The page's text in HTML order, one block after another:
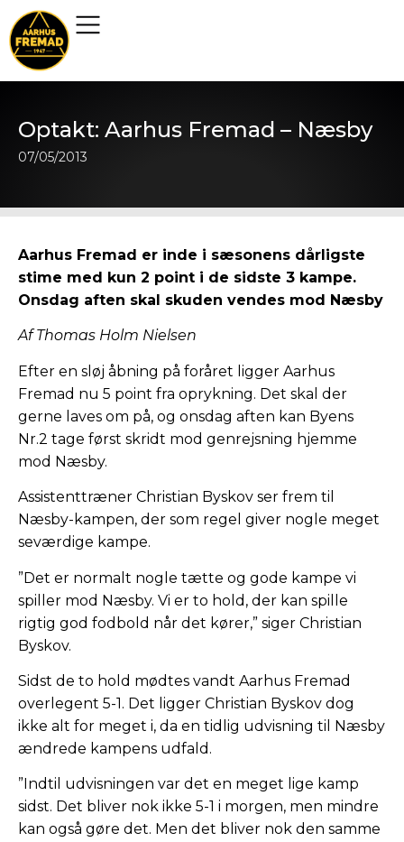
Optakt: Aarhus Fremad – Næsby
07/05/2013
Aarhus Fremad er inde i sæsonens dårligste
stime med kun 2 point i de sidste 3 kampe.
Onsdag aften skal skuden vendes mod Næsby
Af Thomas Holm Nielsen
Efter en sløj åbning på foråret ligger Aarhus
Fremad nu 5 point fra oprykning. Det skal der
gerne laves om på, og onsdag aften kan Byens
Nr.2 tage først skridt mod genrejsning hjemme
mod Næsby.
Assistenttræner Christian Byskov ser frem til
Næsby-kampen, der som regel giver nogle meget
seværdige kampe.
”Det er normalt nogle tætte og gode kampe vi
spiller mod Næsby. Vi er to hold, der kan spille
rigtig god fodbold når det kører,” siger Christian
Byskov.
Sidst de to hold mødtes vandt Aarhus Fremad
overlegent 5-1. Det ligger Christian Byskov dog
ikke alt for meget i, da en tidlig udvisning til Næsby
ændrede kampens udfald.
”Indtil udvisningen var det en meget lige kamp
sidst. Det bliver nok ikke 5-1 i morgen, men mindre
kan også gøre det. Men det bliver nok den samme